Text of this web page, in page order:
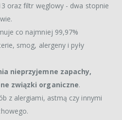
oraz filtr węglowy - dwa stopnie
co najmniej 99,97%
smog, alergeny i pyły
nieprzyjemne zapachy,
związki organiczne.
z alergiami, astmą czy innymi